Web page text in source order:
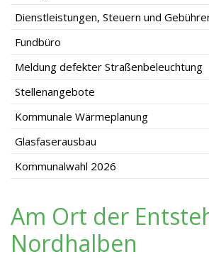
Dienstleistungen, Steuern und
Fundbüro
Meldung defekter Straßenbeleuchtung
Stellenangebote
Kommunale Wärmeplanung
Glasfaserausbau
Kommunalwahl 2026
Am Ort der
Nordhalben